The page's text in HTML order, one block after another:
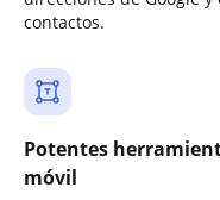
contactos.
Potentes
móvil